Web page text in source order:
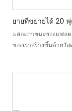
ยายที่ขยายได้ 20
แต่ละภาชนะของแฟล
ของเราสร้างขึ้นด้วยวั